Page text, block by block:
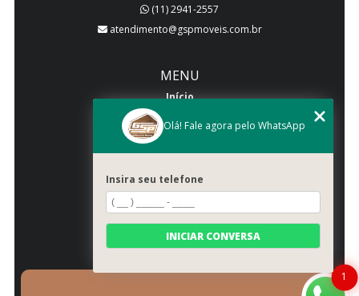
(11) 2941-2557
atendimento@gspmoveis.com.br
MENU
Início
Quem somos
Galeria
Categorias
Contato
Mapa do site
1
Olá! Fale agora pelo WhatsApp
Insira seu telefone
INICIAR CONVERSA